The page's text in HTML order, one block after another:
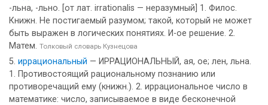
-льна, -льно. [от лат. irrationalis — неразумный] 1. Филос.
Книжн. Не постигаемый разумом; такой, который не может
быть выражен в логических понятиях. И-ое решение. 2.
Матем. Толковый словарь Кузнецова
иррациональный — ИРРАЦИОНАЛЬНЫЙ, ая, ое; лен, льна.
1. Противостоящий рациональному познанию или
противоречащий ему (книжн.). 2. иррациональное число в
математике: число, записываемое в виде бесконечной